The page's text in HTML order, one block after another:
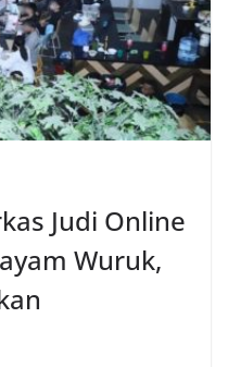
Judi Online
Wuruk,